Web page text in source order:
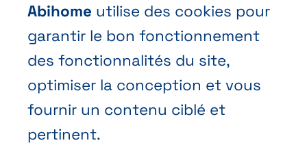
Contact
Demander une offre
Prendre rendez-vous
Nous contacter
Abihome utilise des cookies pour
garantir le bon fonctionnement
des fonctionnalités du site,
optimiser la conception et vous
fournir un contenu ciblé et
pertinent.